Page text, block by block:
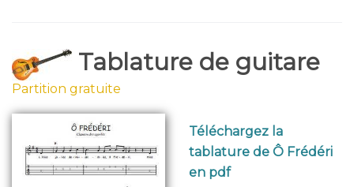
Tablature de guitare
Partition gratuite
Téléchargez la
tablature de Ô Frédéri
en pdf